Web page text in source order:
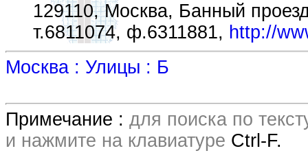
129110, Москва, Банный
т.6811074, ф.6311881, http://
Москва : Улицы : Б
Примечание : для поиска по
и нажмите на клавиатуре Ctrl-F.